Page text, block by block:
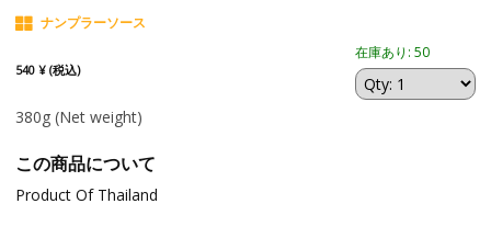
ナンプラーソース
540 ¥ (税込)
在庫あり: 50
380g (Net weight)
この商品について
Product Of Thailand